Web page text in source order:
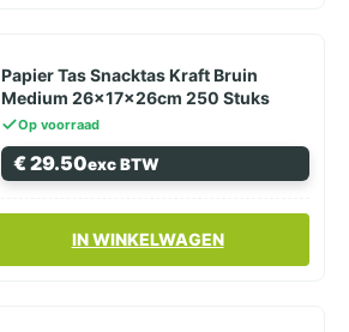
Papier Tas Snacktas Kraft Bruin
Medium 26x17x26cm 250 Stuks
Op voorraad
€29.50exc BTW
IN WINKELWAGEN